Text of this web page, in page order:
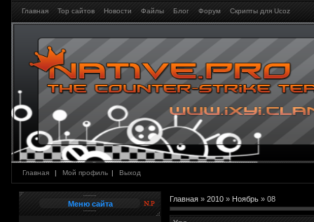
Главная Тор сайтов Новости Файлы Блог Форум Скрипты для Ucoz
Главная | Мой профиль | Выход
Меню сайта
Главная » 2010 » Ноябрь » 08